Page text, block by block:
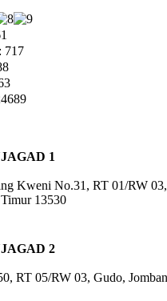
717
1
Kweni No.31, RT 01/RW
13530
2
RT 05/RW 03, Gudo,